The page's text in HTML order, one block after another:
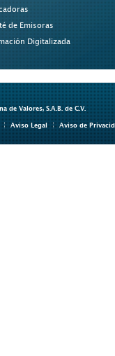
de Emisoras
Digitalizada
de Valores, S.A.B. de C.V.
Aviso Legal Aviso de